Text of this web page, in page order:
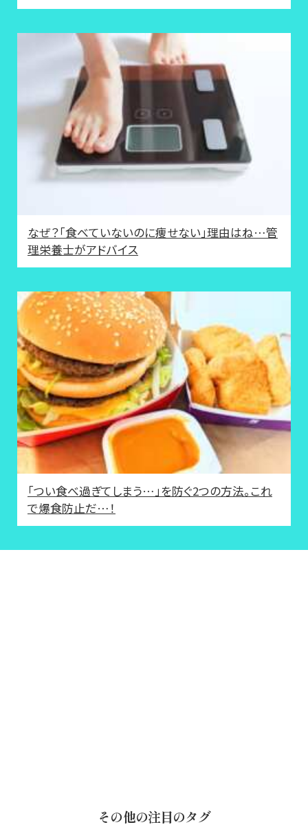
なぜ？「食べていないのに痩せない」理由はね…管
理栄養士がアドバイス
「つい食べ過ぎてしまう…」を防ぐ2つの方法。これ
で爆食防止だ…！
その他の注目のタグ